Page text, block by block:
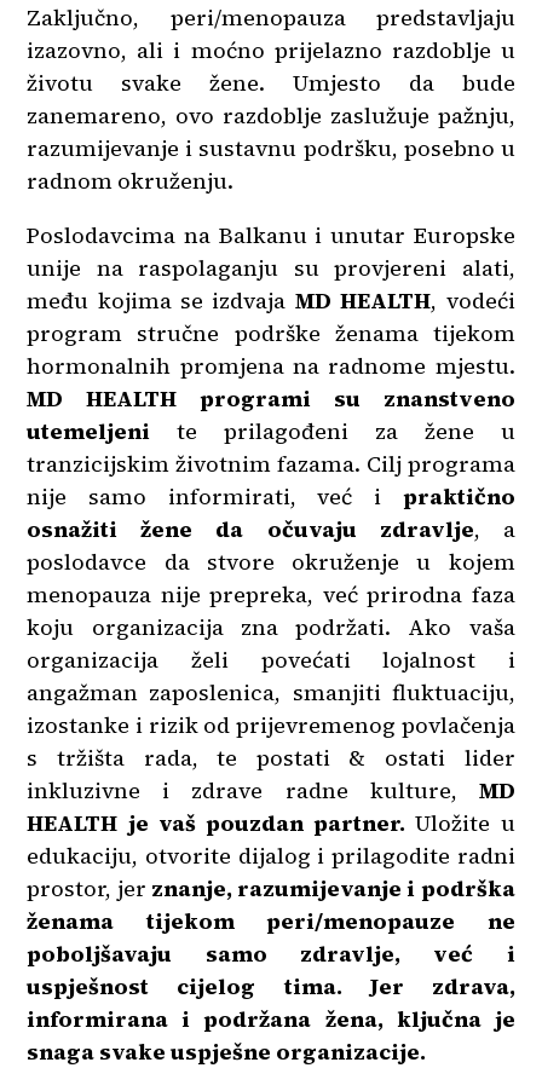
Zaključno, peri/menopauza predstavljaju
izazovno, ali i moćno prijelazno razdoblje u
životu svake žene. Umjesto da bude
zanemareno, ovo razdoblje zaslužuje pažnju,
razumijevanje i sustavnu podršku, posebno u
radnom okruženju.
Poslodavcima na Balkanu i unutar Europske
unije na raspolaganju su provjereni alati,
među kojima se izdvaja MD HEALTH, vodeći
program stručne podrške ženama tijekom
hormonalnih promjena na radnome mjestu.
MD HEALTH programi su znanstveno
utemeljeni te prilagođeni za žene u
tranzicijskim životnim fazama. Cilj programa
nije samo informirati, već i praktično
osnažiti žene da očuvaju zdravlje, a
poslodavce da stvore okruženje u kojem
menopauza nije prepreka, već prirodna faza
koju organizacija zna podržati. Ako vaša
organizacija želi povećati lojalnost i
angažman zaposlenica, smanjiti fluktuaciju,
izostanke i rizik od prijevremenog povlačenja
s tržišta rada, te postati & ostati lider
inkluzivne i zdrave radne kulture, MD
HEALTH je vaš pouzdan partner. Uložite u
edukaciju, otvorite dijalog i prilagodite radni
prostor, jer znanje, razumijevanje i podrška
ženama tijekom peri/menopauze ne
poboljšavaju samo zdravlje, već i
uspješnost cijelog tima.
Jer zdrava,
informirana i podržana žena, ključna je
snaga svake uspješne organizacije.